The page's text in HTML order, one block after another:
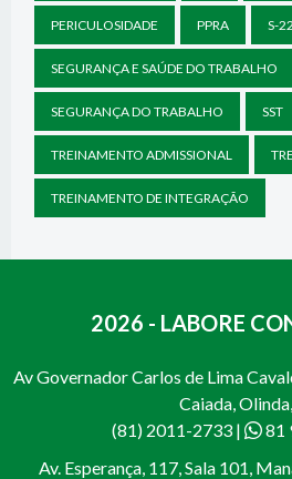
PERICULOSIDADE PPRA S-
SEGURANÇA E SAÚDE DO TRABALHO
SEGURANÇA DO TRABALHO SST
TREINAMENTO ADMISSIONAL
TREINAMENTO DE INTEGRAÇÃO
2026 - LABORE
Av Governador Carlos de Lima
Caiada,
(81) 2011-2733|
81
Av. Esperança, 117, Sala 101,